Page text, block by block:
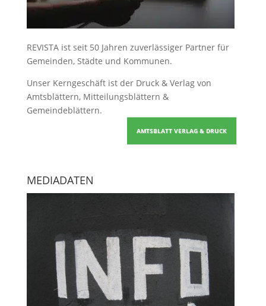
REVISTA ist seit 50 Jahren zuverlässiger Partner für
Gemeinden, Städte und Kommunen.
Unser Kerngeschäft ist der Druck & Verlag von
Amtsblättern, Mitteilungsblättern &
Gemeindeblättern.
AMTSBLATT VERLAG & DRUCK
MEDIADATEN